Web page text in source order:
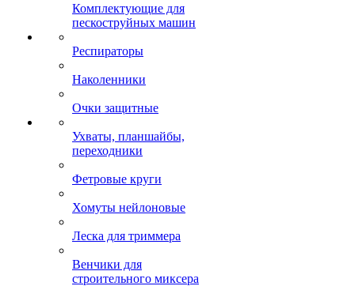
Комплектующие для
пескоструйных машин
Респираторы
Наколенники
Очки защитные
Ухваты, планшайбы,
переходники
Фетровые круги
Хомуты нейлоновые
Леска для триммера
Венчики для
строительного миксера